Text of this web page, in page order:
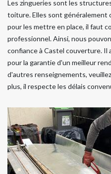
Les zingueries sont les
toiture. Elles sont généralement
pour les mettre en place, il faut
professionnel. Ainsi, nous
confiance à Castel couverture. Il
pour la garantie d'un meilleur
d'autres renseignements,
plus, il respecte les délais